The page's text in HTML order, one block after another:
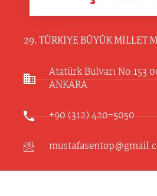
29. TÜRKİYE BÜYÜK MİLLET
Atatürk Bulvarı No:153
ANKARA​
+90 (312) 420-5050